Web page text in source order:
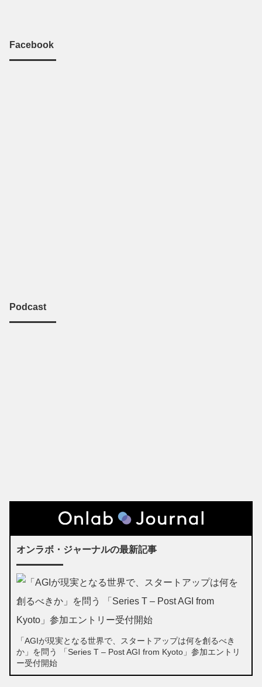
Facebook
Podcast
オンラボ・ジャーナルの最新記事
「AGIが現実となる世界で、スタートアップは何を創るべき
か」を問う 「Series T – Post AGI from Kyoto」参加エントリ
ー受付開始